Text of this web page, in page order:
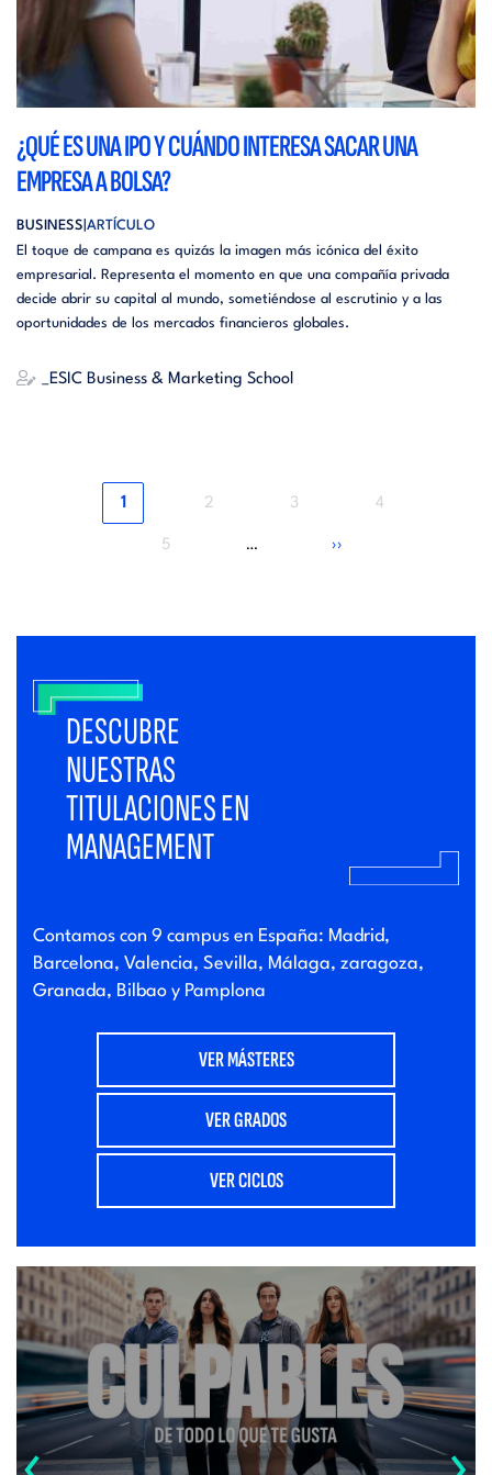
¿QUÉ ES UNA IPO Y CUÁNDO INTERESA SACAR UNA
EMPRESA A BOLSA?
BUSINESS ARTÍCULO
El toque de campana es quizás la imagen más icónica del éxito
empresarial. Representa el momento en que una compañía privada
decide abrir su capital al mundo, sometiéndose al escrutinio y a las
oportunidades de los mercados financieros globales.
_ESIC Business & Marketing School
Página
1
Página
2
Página
3
Página
4
Página
5 … ››
DESCUBRE
NUESTRAS
TITULACIONES EN
MANAGEMENT
Contamos con 9 campus en España: Madrid,
Barcelona, Valencia, Sevilla, Málaga, zaragoza,
Granada, Bilbao y Pamplona
VER MÁSTERES
VER GRADOS
VER CICLOS